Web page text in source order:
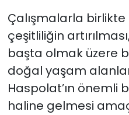
Çalışmalarla
çeşitliliğin
başta olmak üzere
doğal yaşam
Haspolat’ın önemli
haline gelmesi